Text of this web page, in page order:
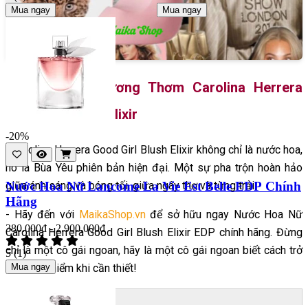
Kết Luận Về Hương Thơm Carolina Herrera
Good Girl Blush Elixir
- Carolina Herrera Good Girl Blush Elixir không chỉ là nước hoa,
nó là Bùa Yêu phiên bản hiện đại. Một sự pha trộn hoàn hảo
giữa ánh sáng và bóng tối, giữa ngây thơ và từng trải.
- Hãy đến với MaikaShop.vnđể sở hữu ngay Nước Hoa Nữ
Carolina Herrera Good Girl Blush Elixir EDP chính hãng. Đừng
chỉ là một cô gái ngoan, hãy là một cô gái ngoan biết cách trở
nên nguy hiểm khi cần thiết!
Mua ngay Mua ngay
-20%
Nước Hoa Nữ Lancome La Vie Est Belle EDP Chính
Hãng
380.000đ - 2.900.000đ
5 (1)
Mua ngay